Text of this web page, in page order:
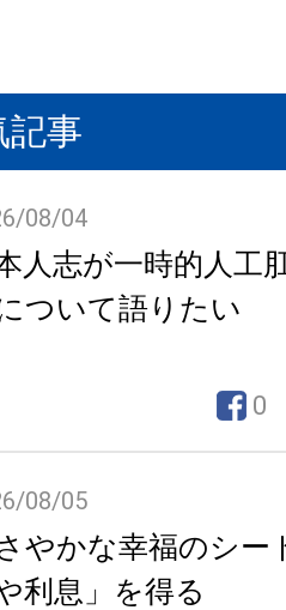
記事
08/04
人志が一時的人工
ついて語りたい
0
08/05
やかな幸福のシー
利息」を得る